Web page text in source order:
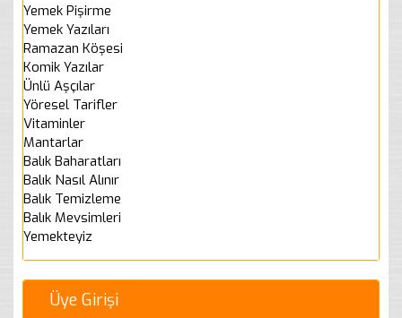
Yemek Pişirme
Yemek Yazıları
Ramazan Köşesi
Komik Yazılar
Ünlü Aşçılar
Yöresel Tarifler
Vitaminler
Mantarlar
Balık Baharatları
Balık Nasıl Alınır
Balık Temizleme
Balık Mevsimleri
Yemekteyiz
Üye Girişi